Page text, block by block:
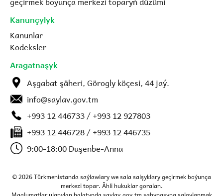
Kanunçylyk
Kanunlar
Kodeksler
Aragatnaşyk
Aşgabat şäheri, Görogly köçesi, 44 jaý.
info@saylav.gov.tm
+993 12 446733 / +993 12 927803
+993 12 446728 / +993 12 446735
9:00-18:00 Duşenbe-Anna
© 2026 Türkmenistanda saýlawlary we sala salşyklary geçirmek boýunça
merkezi topar. Ähli hukuklar goralan.